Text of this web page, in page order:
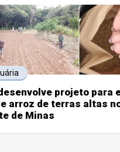
projeto para
arroz de terras altas
de Minas